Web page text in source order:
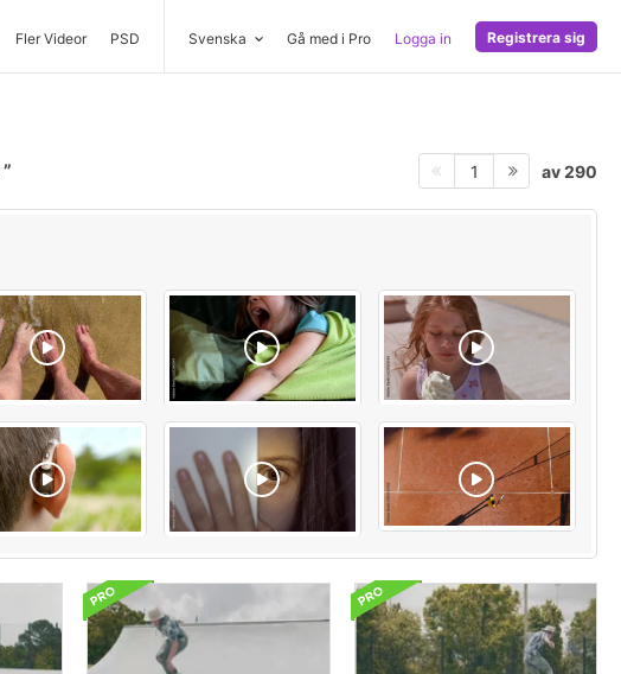
Fler Videor PSD Svenska Gå med i Pro Logga in Registrera sig
1 av 290